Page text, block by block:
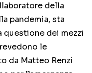
della
pandemia, sta
questione dei mezzi
le
da Matteo Renzi